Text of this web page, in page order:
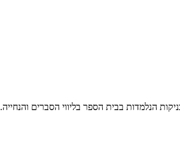
הנלמדות בבית הספר בליווי הסברים והנחייה.